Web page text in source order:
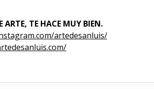
ARTE, TE HACE MUY BIEN.
artedesanluis/